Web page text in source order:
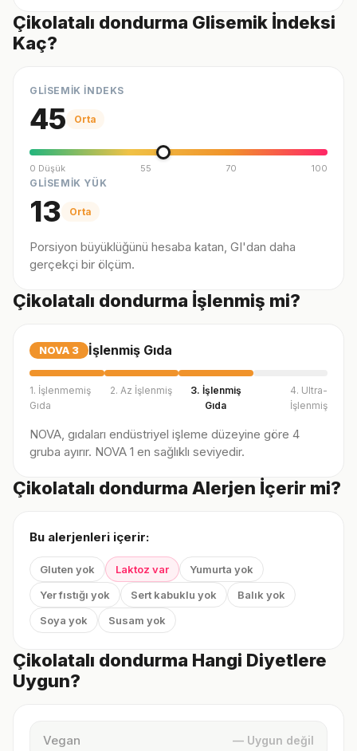
Çikolatalı dondurma Glisemik İndeksi
Kaç?
GLİSEMİK İNDEKS
45 Orta
0 Düşük 55 70 100
GLİSEMİK YÜK
13 Orta
Porsiyon büyüklüğünü hesaba katan, GI'dan daha
gerçekçi bir ölçüm.
Çikolatalı dondurma İşlenmiş mi?
NOVA 3 İşlenmiş Gıda
1. İşlenmemiş
Gıda
2. Az İşlenmiş
3. İşlenmiş
Gıda
4. Ultra-
İşlenmiş
NOVA, gıdaları endüstriyel işleme düzeyine göre 4
gruba ayırır. NOVA 1 en sağlıklı seviyedir.
Çikolatalı dondurma Alerjen İçerir mi?
Bu alerjenleri içerir:
Gluten yok Laktoz var
Yumurta yok
Yer fıstığı yok
Sert kabuklu yok
Balık yok
Soya yok
Susam yok
Çikolatalı dondurma Hangi Diyetlere
Uygun?
Vegan — Uygun değil